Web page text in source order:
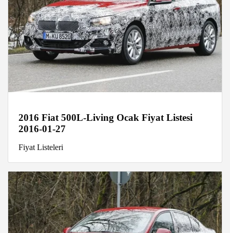
2016 Fiat 500L-Living Ocak Fiyat Listesi
2016-01-27
Fiyat Listeleri